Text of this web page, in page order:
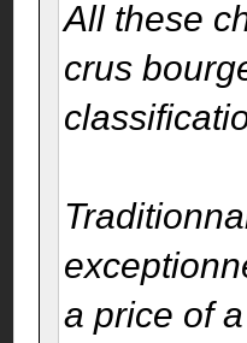
All these
crus
a price of